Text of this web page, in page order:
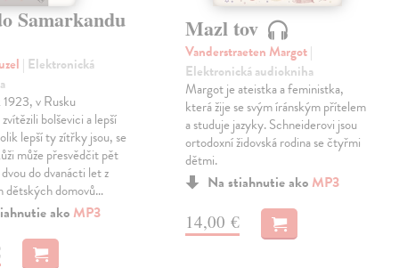
Samarkandu
| Elektronická
1923, v Rusku
bolševici a lepší
lepší ty zítřky jsou, se
může přesvědčit pět
do dvanácti let z
dětských domovů…
ako MP3
Mazl tov
Vanderstraeten Margot|
Elektronická audiokniha
Margot je ateistka a feministka,
která žije se svým íránským přítelem
a studuje jazyky. Schneiderovi jsou
ortodoxní židovská rodina se čtyřmi
dětmi.
Na stiahnutie ako MP3
14,00 €